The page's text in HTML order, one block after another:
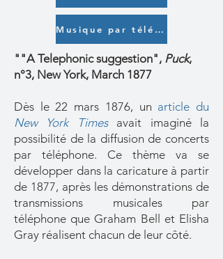
Musique par téléphone
""A Telephonic suggestion", Puck,
n°3, New York, March 1877
Dès le 22 mars 1876, un article du
New York Timesavait imaginé la
possibilité de la diffusion de concerts
par téléphone. Ce thème va se
développer dans la caricature à partir
de 1877, après les démonstrations de
transmissions musicales par
téléphone que Graham Bell et Elisha
Gray réalisent chacun de leur côté.